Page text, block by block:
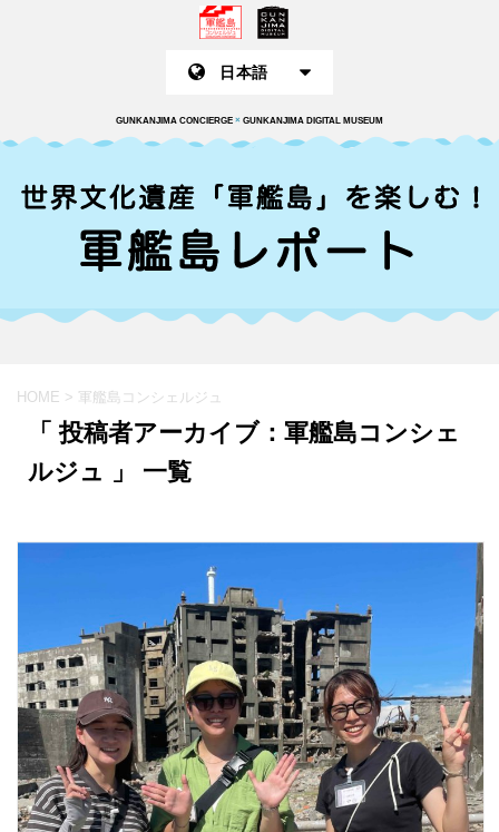
GUNKANJIMA CONCIERGE × GUNKANJIMA DIGITAL MUSEUM
HOME > 軍艦島コンシェルジュ
「 投稿者アーカイブ：軍艦島コンシェ
ルジュ 」 一覧